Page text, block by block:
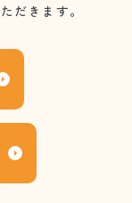
だきます。